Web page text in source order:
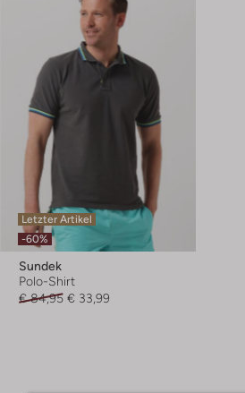
Letzter Artikel
-60%
Sundek
Polo-Shirt
€ 84,95 € 33,99